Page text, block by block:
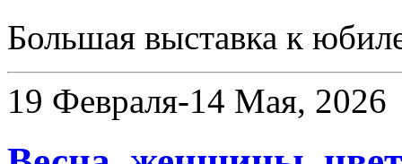
Большая выставка к
19 Февраля-14 Мая, 2026